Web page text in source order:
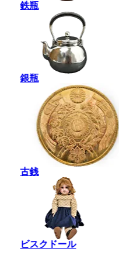
鉄瓶
銀瓶
古銭
ビスクドール